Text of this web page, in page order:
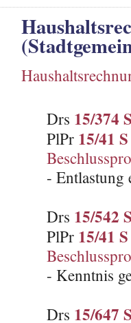
Drs 15/374
PlPr 15/41 S
- Entlastung
Drs 15/542
PlPr 15/41 S
- Kenntnis
Drs 15/647